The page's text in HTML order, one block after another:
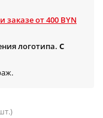
заказе от 400 BYN
логотипа. С